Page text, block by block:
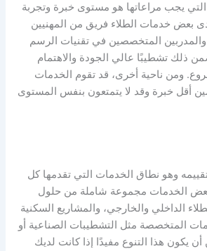
التي يجب مراعاتها هو مستوى خبرة وتجربة
بعض خدمات الطلاء فريق من المهنيين
والمدربين المتخصصين في تقنيات الرسم
ذلك تشطيبًا عالي الجودة والاهتمام
ومن ناحية أخرى، قد تقوم الخدمات
أقل خبرة وقد لا يتمتعون بنفس المستوى
وهو نطاق الخدمات التي تقدمها كل
الخدمات مجموعة شاملة من حلول
الداخلي والخارجي، والمشاريع السكنية
المتخصصة مثل التشطيبات الصناعية أو
يكون هذا التنوع مفيدًا إذا كانت لديك